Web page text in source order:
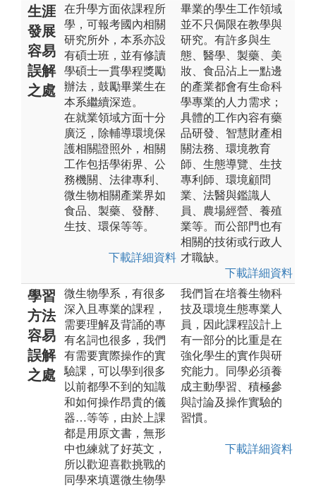
生涯
發展
容易
誤解
之處
在升學方面依課程所
學，可報考國內相關
研究所外，本系亦設
有碩士班，並有修讀
學碩士一貫學程獎勵
辦法，鼓勵畢業生在
本系繼續深造。
在就業領域方面十分
廣泛，除輔導環境保
護相關證照外，相關
工作包括學術界、公
務機關、法律專利、
微生物相關產業界如
食品、製藥、發酵、
生技、環保等等。
下載詳細資料
畢業的學生工作領域
並不只侷限在教學與
研究。有許多與生
態、醫學、製藥、美
妝、食品沾上一點邊
的產業都會有生命科
學專業的人力需求；
具體的工作內容有藥
品研發、智慧財產相
關法務、環境教育
師、生態導覽、生技
專利師、環境顧問
業、法醫與鑑識人
員、農場經營、養殖
業等。而公部門也有
相關的技術或行政人
才職缺。
下載詳細資料
學習
方法
容易
誤解
之處
微生物學系，有很多
深入且專業的課程，
需要理解及背誦的專
有名詞也很多，我們
有需要實際操作的實
驗課，可以學到很多
以前都學不到的知識
和如何操作昂貴的儀
器…等等，由於上課
都是用原文書，無形
中也練就了好英文，
所以歡迎喜歡挑戰的
同學來填選微生物學
我們旨在培養生物科
技及環境生態專業人
員，因此課程設計上
有一部分的比重是在
強化學生的實作與研
究能力。同學必須養
成主動學習、積極參
與討論及操作實驗的
習慣。
下載詳細資料